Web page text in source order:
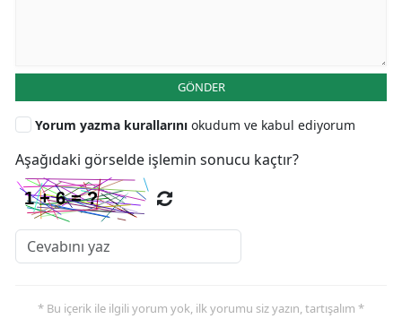
GÖNDER
Yorum yazma kurallarını okudum ve kabul ediyorum
Aşağıdaki görselde işlemin sonucu kaçtır?
* Bu içerik ile ilgili yorum yok, ilk yorumu siz yazın, tartışalım *